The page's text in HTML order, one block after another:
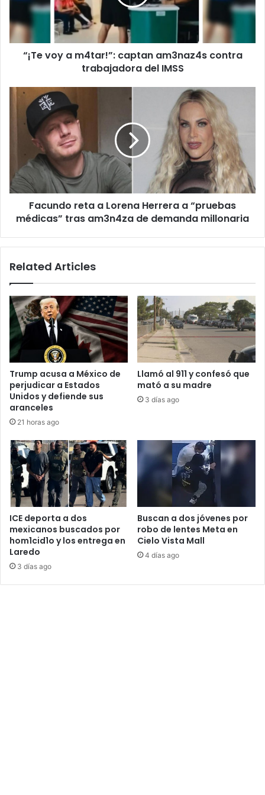
am3naz4s
trabajadora
del
IMSS“¡Te voy a m4tar!”: captan am3naz4s contra
trabajadora del IMSS
Facundo
Lorena
Herrera
“pruebas
médicas”
tras
am3n4za
de
Facundo reta a Lorena Herrera a “pruebas
médicas” tras am3n4za de demanda millonaria
Related Articles
Trump acusa a México de
perjudicar a Estados
Unidos y defiende sus
aranceles
21 horas ago
Llamó al 911 y confesó que
mató a su madre
3 días ago
ICE deporta a dos
mexicanos buscados por
hom1cid1o y los entrega en
Laredo
3 días ago
Buscan a dos jóvenes por
robo de lentes Meta en
Cielo Vista Mall
4 días ago